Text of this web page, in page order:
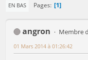
EN BAS Pages 1
angron Membre
01 Mars 2014 à 01:26:42